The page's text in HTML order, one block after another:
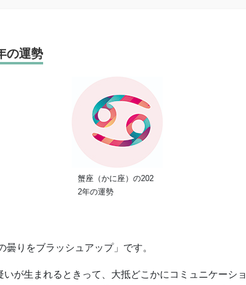
の運勢
蟹座（かに座）の202
2年の運勢
りをブラッシュアップ」です。
が生まれるときって、大抵どこかにコミュニケーシ